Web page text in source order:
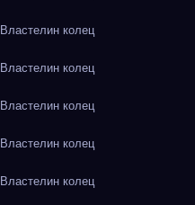
колец
колец
колец
колец
колец